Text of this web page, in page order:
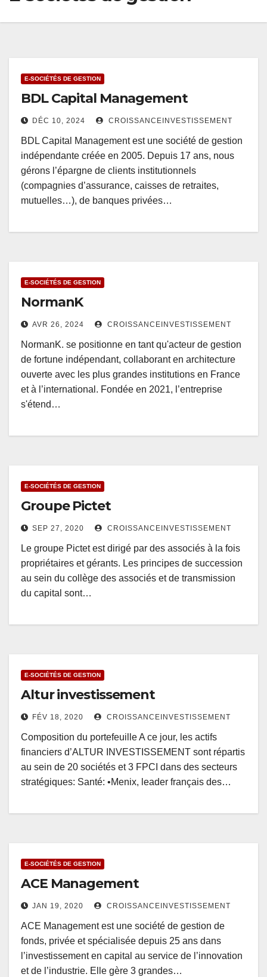
E-SOCIÉTÉS DE GESTION
BDL Capital Management
DÉC 10, 2024 CROISSANCEINVESTISSEMENT
BDL Capital Management est une société de gestion
indépendante créée en 2005. Depuis 17 ans, nous
gérons l’épargne de clients institutionnels
(compagnies d’assurance, caisses de retraites,
mutuelles…), de banques privées…
E-SOCIÉTÉS DE GESTION
NormanK
AVR 26, 2024 CROISSANCEINVESTISSEMENT
NormanK. se positionne en tant qu'acteur de gestion
de fortune indépendant, collaborant en architecture
ouverte avec les plus grandes institutions en France
et à l’international. Fondée en 2021, l’entreprise
s'étend…
E-SOCIÉTÉS DE GESTION
Groupe Pictet
SEP 27, 2020 CROISSANCEINVESTISSEMENT
Le groupe Pictet est dirigé par des associés à la fois
propriétaires et gérants. Les principes de succession
au sein du collège des associés et de transmission
du capital sont…
E-SOCIÉTÉS DE GESTION
Altur investissement
FÉV 18, 2020 CROISSANCEINVESTISSEMENT
Composition du portefeuille A ce jour, les actifs
financiers d’ALTUR INVESTISSEMENT sont répartis
au sein de 20 sociétés et 3 FPCI dans des secteurs
stratégiques: Santé: •Menix, leader français des…
E-SOCIÉTÉS DE GESTION
ACE Management
JAN 19, 2020 CROISSANCEINVESTISSEMENT
ACE Management est une société de gestion de
fonds, privée et spécialisée depuis 25 ans dans
l’investissement en capital au service de l’innovation
et de l’industrie. Elle gère 3 grandes…